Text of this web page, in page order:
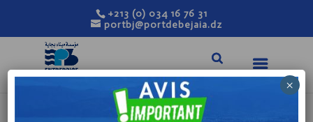
+213 (0) 034 16 76 31
portbj@portdebejaia.dz
×